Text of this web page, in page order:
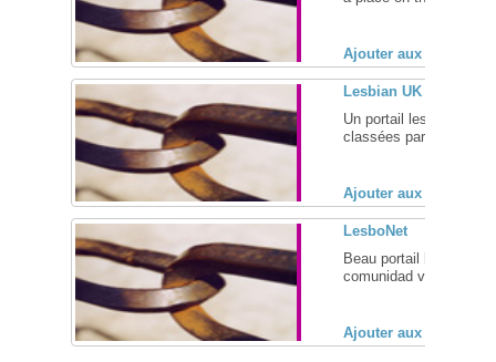
Ajouter aux favoris
Lesbian UK
Un portail lesbien
classées par région et
Ajouter aux favoris
LesboNet
Beau portail lesbien
comunidad virtual
Ajouter aux favoris